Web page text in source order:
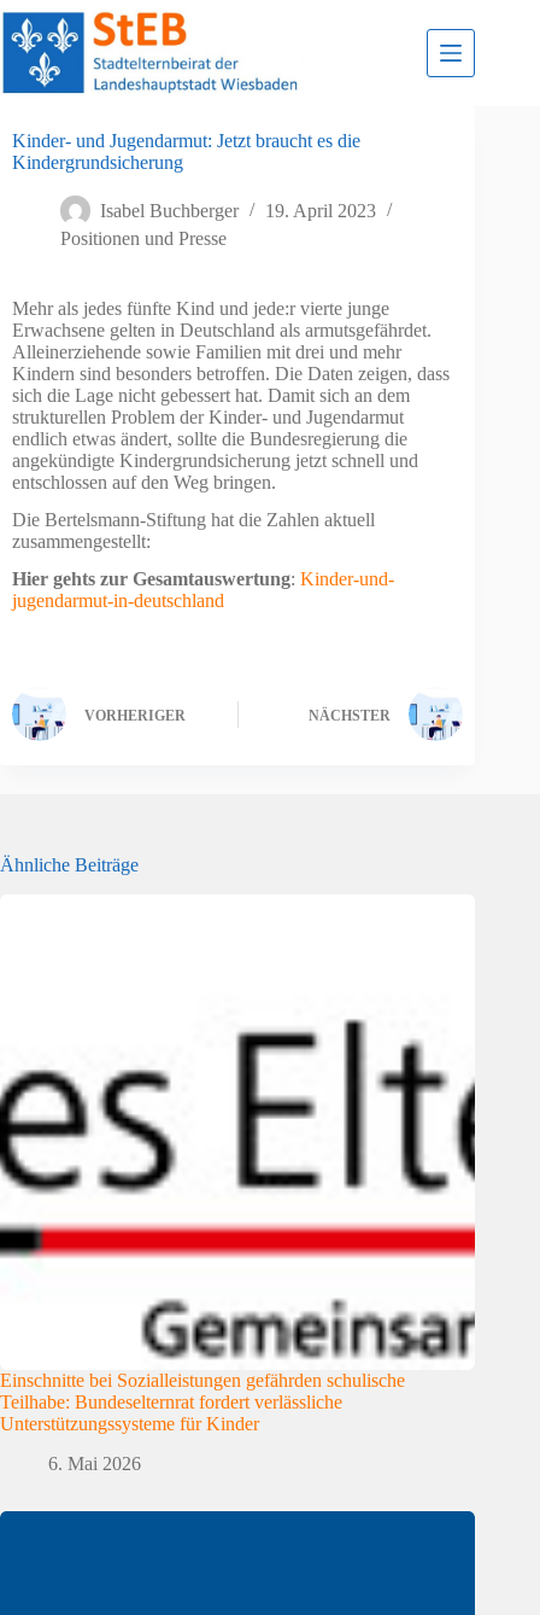
Zum
Inhalt
springen
Kinder- und Jugendarmut: Jetzt braucht es die
Kindergrundsicherung
Isabel Buchberger
19. April 2023
Positionen und Presse
Mehr als jedes fünfte Kind und jede:r vierte junge
Erwachsene gelten in Deutschland als armutsgefährdet.
Alleinerziehende sowie Familien mit drei und mehr
Kindern sind besonders betroffen. Die Daten zeigen, dass
sich die Lage nicht gebessert hat. Damit sich an dem
strukturellen Problem der Kinder- und Jugendarmut
endlich etwas ändert, sollte die Bundesregierung die
angekündigte Kindergrundsicherung jetzt schnell und
entschlossen auf den Weg bringen.
Die Bertelsmann-Stiftung hat die Zahlen aktuell
zusammengestellt:
Hier gehts zur Gesamtauswertung: Kinder-und-
jugendarmut-in-deutschland
VORHERIGER NÄCHSTER
Ähnliche Beiträge
Einschnitte bei Sozialleistungen gefährden schulische
Teilhabe: Bundeselternrat fordert verlässliche
Unterstützungssysteme für Kinder
6. Mai 2026